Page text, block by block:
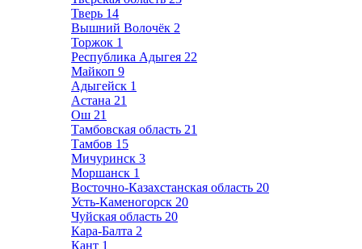
Тверь 14
Вышний Волочёк 2
Торжок 1
Республика Адыгея 22
Майкоп 9
Адыгейск 1
Астана 21
Ош 21
Тамбовская область 21
Тамбов 15
Мичуринск 3
Моршанск 1
Восточно-Казахстанская область 20
Усть-Каменогорск 20
Чуйская область 20
Кара-Балта 2
Кант 1